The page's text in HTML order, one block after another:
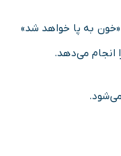
«خون به پا خواهد شد»
انجام می‌دهد.
می‌شود.